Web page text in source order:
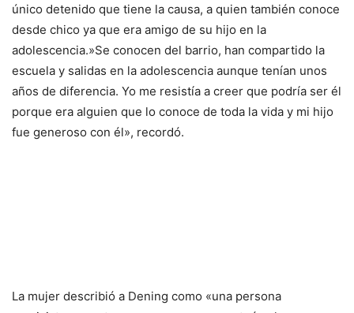
único detenido que tiene la causa, a quien también conoce
desde chico ya que era amigo de su hijo en la
adolescencia.»Se conocen del barrio, han compartido la
escuela y salidas en la adolescencia aunque tenían unos
años de diferencia. Yo me resistía a creer que podría ser él
porque era alguien que lo conoce de toda la vida y mi hijo
fue generoso con él», recordó.
La mujer describió a Dening como «una persona